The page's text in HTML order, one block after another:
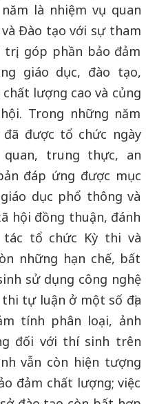
là nhiệm vụ quan
Đào tạo với sự tham
góp phần bảo đảm
giáo dục, đào tạo,
lượng cao và củng
Trong những năm
được tổ chức ngày
quan, trung thực, an
đáp ứng được mục
dục phổ thông và
hội đồng thuận, đánh
tác tổ chức Kỳ thi và
những hạn chế, bất
sử dụng công nghệ
tự luận ở một số địa
tính phân loại, ảnh
đối với thí sinh trên
vẫn còn hiện tượng
đảm chất lượng; việc